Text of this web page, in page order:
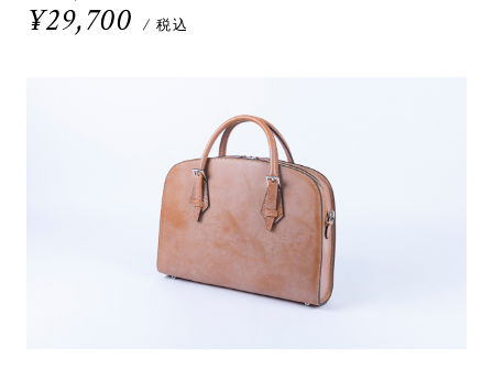
¥29,700
/ 税込